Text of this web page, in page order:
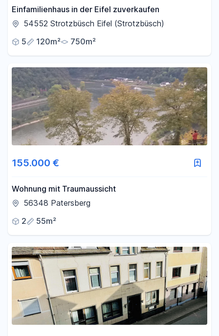
Einfamilienhaus in der Eifel zuverkaufen
54552 Strotzbüsch Eifel (Strotzbüsch)
5
120m² 750m²
155.000 €
Wohnung mit Traumaussicht
56348 Patersberg
2
55m²